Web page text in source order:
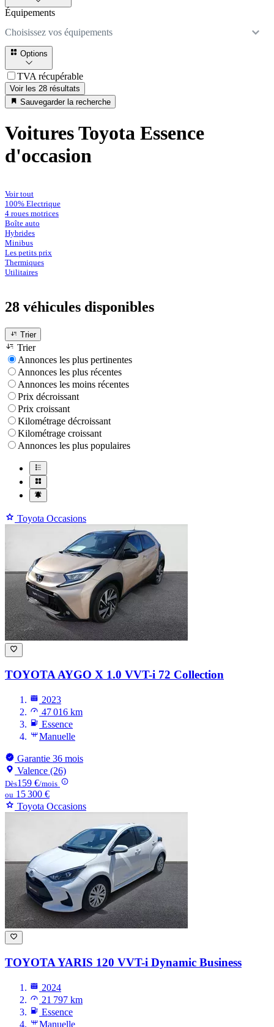
Équipements
Choisissez vos équipements
Options
TVA récupérable
Voir les 28 résultats
Sauvegarder la recherche
Voitures Toyota Essence
d'occasion
Voir tout
100% Electrique
4 roues motrices
Boîte auto
Hybrides
Minibus
Les petits prix
Thermiques
Utilitaires
28 véhicules disponibles
Trier
Trier
Annonces les plus pertinentes
Annonces les plus récentes
Annonces les moins récentes
Prix décroissant
Prix croissant
Kilométrage décroissant
Kilométrage croissant
Annonces les plus populaires
Toyota Occasions
TOYOTA AYGO X 1.0 VVT-i 72 Collection
2023
47 016 km
Essence
Manuelle
Garantie 36 mois
Valence (26)
Dès159 €/mois
ou 15 300 €
Toyota Occasions
TOYOTA YARIS 120 VVT-i Dynamic Business
2024
21 797 km
Essence
Manuelle